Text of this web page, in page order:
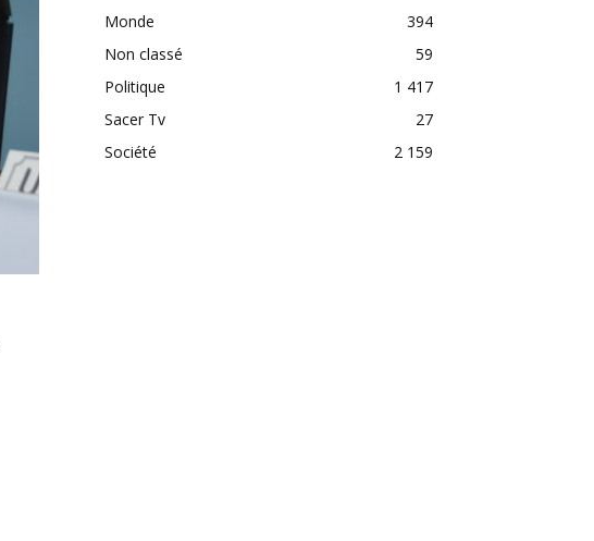
Monde
394
Non classé
59
Politique
1 417
Sacer Tv
27
Société
2 159